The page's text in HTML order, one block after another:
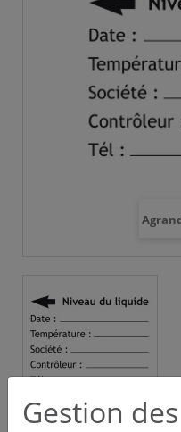
Gestion des